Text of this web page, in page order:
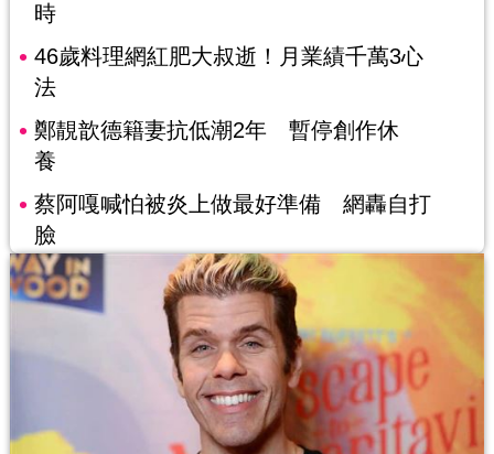
時
46歲料理網紅肥大叔逝！月業績千萬3心
法
鄭靚歆德籍妻抗低潮2年 暫停創作休
養
蔡阿嘎喊怕被炎上做最好準備 網轟自打
臉